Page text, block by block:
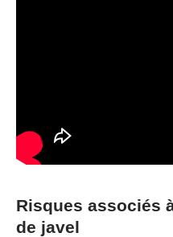
Risques associés
de javel